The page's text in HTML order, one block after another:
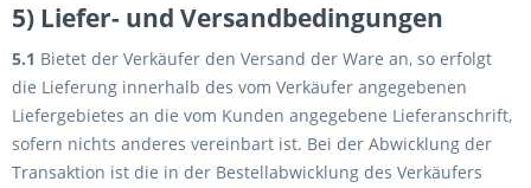
5) Liefer- und Versandbedingungen
5.1 Bietet der Verkäufer den Versand der Ware an, so erfolgt
die Lieferung innerhalb des vom Verkäufer angegebenen
Liefergebietes an die vom Kunden angegebene Lieferanschrift,
sofern nichts anderes vereinbart ist. Bei der Abwicklung der
Transaktion ist die in der Bestellabwicklung des Verkäufers